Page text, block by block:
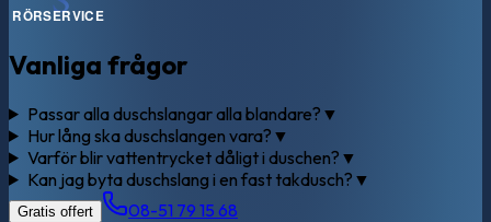
Vanliga frågor
Passar alla duschslangar alla blandare? ▼
Hur lång ska duschslangen vara? ▼
Varför blir vattentrycket dåligt i duschen? ▼
Kan jag byta duschslang i en fast takdusch? ▼
Gratis offert 08-51 79 15 68